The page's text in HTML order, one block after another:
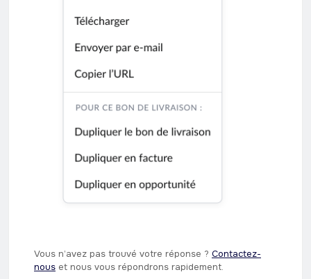
Vous n’avez pas trouvé votre réponse ? ​ Contactez-
nous ​ et nous vous répondrons rapidement.